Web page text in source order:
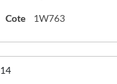
Cote 1W763
Résultat n°
14